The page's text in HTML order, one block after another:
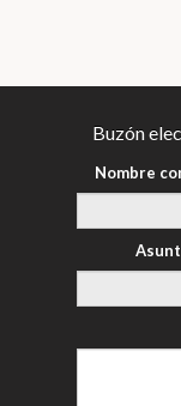
Buzón
Nombre